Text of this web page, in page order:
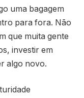
uma bagagem
para fora. Não
que muita gente
investir em
algo novo.